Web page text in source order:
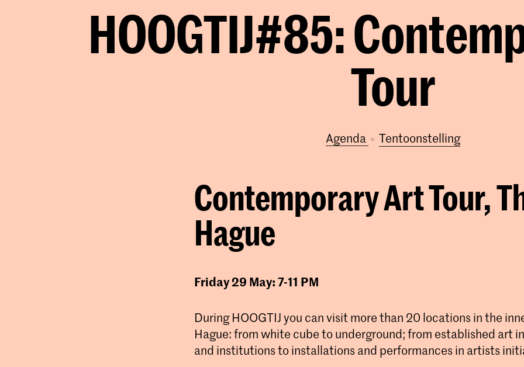
HOOGTIJ#85:
Tour
Agenda tentoonstelling
Contemporary Art Tour,
Hague
Friday 29 May: 7-11 PM
During HOOGTIJ you can visit more than 20 locations in the
Hague: from white cube to underground; from established art
and institutions to installations and performances in artists